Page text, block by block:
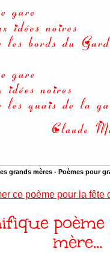
grands mères - Poèmes pour
ce poème pour la fête
mère…